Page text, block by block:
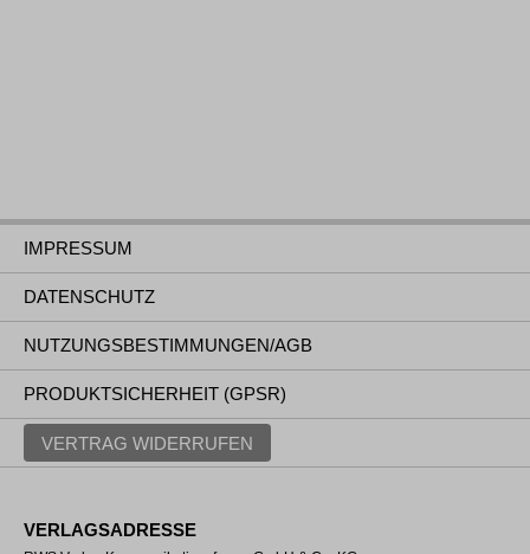
IMPRESSUM
DATENSCHUTZ
NUTZUNGSBESTIMMUNGEN/AGB
PRODUKTSICHERHEIT (GPSR)
VERTRAG WIDERRUFEN
VERLAGSADRESSE